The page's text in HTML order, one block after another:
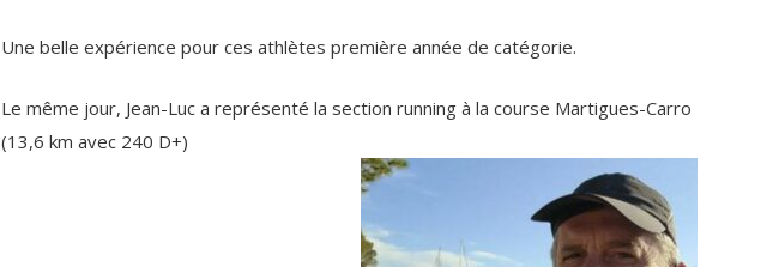
Une belle expérience pour ces athlètes première année de catégorie.
Le même jour, Jean-Luc a représenté la section running à la course Martigues-Carro
(13,6 km avec 240 D+)